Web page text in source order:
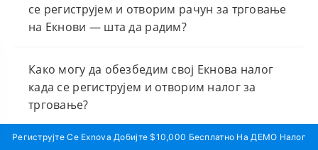
се региструјем и отворим рачун за трговање
на Екнови — шта да радим?
Како могу да обезбедим свој Екнова налог
када се региструјем и отворим налог за
трговање?
Региструјте Се Exnova Добијте $10,000 Бесплатно На ДЕМО Налог